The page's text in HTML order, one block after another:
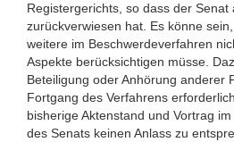
Registergerichts, so dass der Senat
zurückverwiesen hat. Es könne
weitere im Beschwerdeverfahren
Aspekte berücksichtigen müsse.
Beteiligung oder Anhörung anderer
Fortgang des Verfahrens
bisherige Aktenstand und Vortrag
des Senats keinen Anlass zu